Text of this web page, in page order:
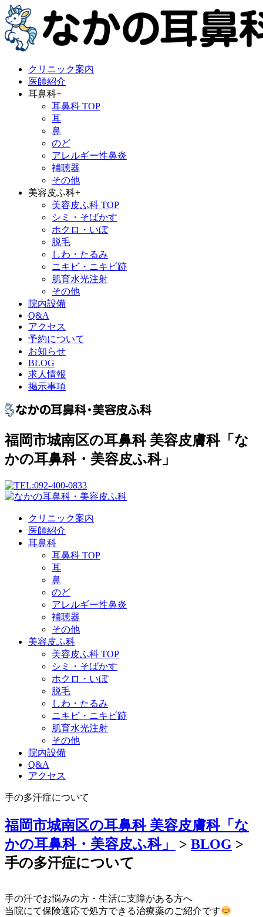
クリニック案内
医師紹介
耳鼻科+
耳鼻科 TOP
耳
鼻
のど
アレルギー性鼻炎
補聴器
その他
美容皮ふ科+
美容皮ふ科 TOP
シミ・そばかす
ホクロ・いぼ
脱毛
しわ・たるみ
ニキビ・ニキビ跡
肌育水光注射
その他
院内設備
Q&A
アクセス
予約について
お知らせ
BLOG
求人情報
掲示事項
福岡市城南区の耳鼻科 美容皮膚科「な
かの耳鼻科・美容皮ふ科」
クリニック案内
医師紹介
耳鼻科
耳鼻科 TOP
耳
鼻
のど
アレルギー性鼻炎
補聴器
その他
美容皮ふ科
美容皮ふ科 TOP
シミ・そばかす
ホクロ・いぼ
脱毛
しわ・たるみ
ニキビ・ニキビ跡
肌育水光注射
その他
院内設備
Q&A
アクセス
手の多汗症について
福岡市城南区の耳鼻科 美容皮膚科「な
かの耳鼻科・美容皮ふ科」
> BLOG >
手の多汗症について
手の汗でお悩みの方・生活に支障がある方へ
当院にて保険適応で処方できる治療薬のご紹介です